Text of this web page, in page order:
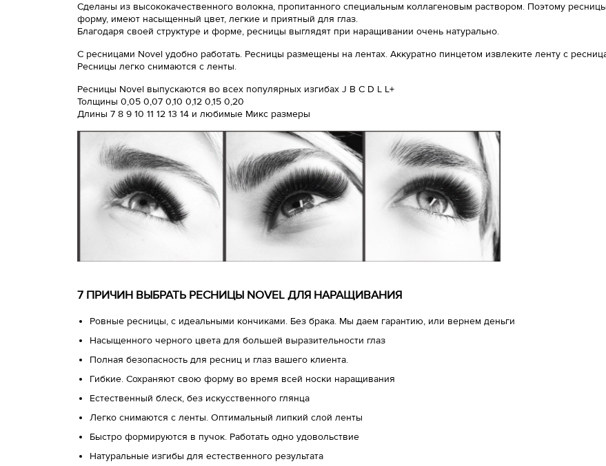
Сделаны из высококачественного волокна, пропитанного специальным коллагеновым раствором. Поэтому
форму, имеют насыщенный цвет, легкие и приятный для глаз.
Благодаря своей структуре и форме, ресницы выглядят при наращивании очень натурально.
С ресницами Novel удобно работать. Ресницы размещены на лентах. Аккуратно пинцетом извлеките ленту с
Ресницы легко снимаются с ленты.
Ресницы Novel выпускаются во всех популярных изгибах J B C D L L+
Толщины 0,05 0,07 0,10 0,12 0,15 0,20
Длины 7 8 9 10 11 12 13 14 и любимые Микс размеры
7 ПРИЧИН ВЫБРАТЬ РЕСНИЦЫ NOVEL ДЛЯ НАРАЩИВАНИЯ
Ровные ресницы, с идеальными кончиками. Без брака. Мы даем гарантию, или вернем деньги
Насыщенного черного цвета для большей выразительности глаз
Полная безопасность для ресниц и глаз вашего клиента.
Гибкие. Сохраняют свою форму во время всей носки наращивания
Естественный блеск, без искусственного глянца
Легко снимаются с ленты. Оптимальный липкий слой ленты
Быстро формируются в пучок. Работать одно удовольствие
Натуральные изгибы для естественного результата